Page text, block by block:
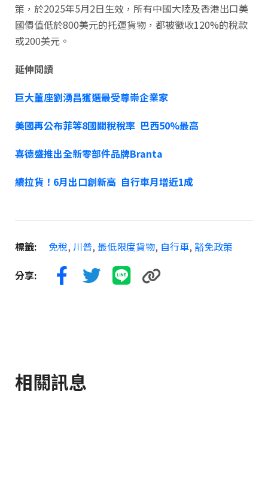
策，於2025年5月2日生效，所有中國大陸及香港出口美
國價值低於800美元的托運貨物，都被徵收120%的稅款
或200美元。
延伸閱讀
巨大董座劉湧昌獲選最受尊崇企業家
美國再公布菲等8國關稅稅率 巴西50%最高
喜德盛推出全新零部件品牌Branta
續拉貨！6月出口創新高 自行車月增近1成
標籤: 免稅, 川普, 最低限度貨物, 自行車, 豁免政策
分享:
相關訊息